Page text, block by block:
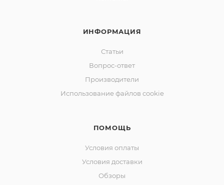
ИНФОРМАЦИЯ
Статьи
Вопрос-ответ
Производители
Использование файлов cookie
ПОМОЩЬ
Условия оплаты
Условия доставки
Обзоры